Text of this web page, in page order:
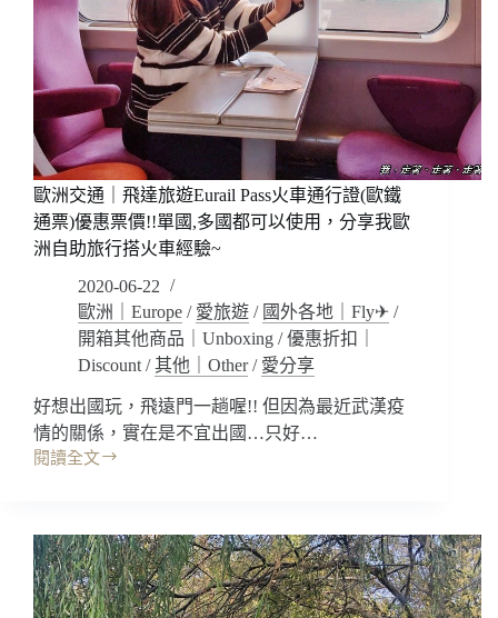
(退
取
消?
稅
注
意
事
項/
如
詢
退
稅
成
功)
歐洲交通｜飛達旅遊Eurail Pass火車通行證(歐鐵
通票)優惠票價!!單國,多國都可以使用，分享我歐
洲自助旅行搭火車經驗~
2020-06-22
歐洲｜Europe / 愛旅遊 / 國外各地｜Fly✈ /
開箱其他商品｜Unboxing /優惠折扣｜
Discount /其他｜Other/ 愛分享
好想出國玩，飛遠門一趟喔!! 但因為最近武漢疫
情的關係，實在是不宜出國…只好…
閱讀全文
歐
通
｜
飛
達